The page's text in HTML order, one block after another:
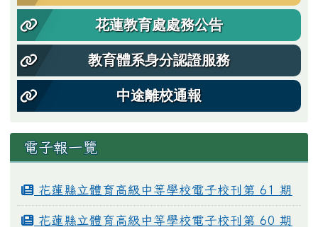
花蓮教育處處務公告
教育體系身分認證服務
中途離校通報
電子報一覽
花蓮縣立體育高級中等學校電子校刊第 61 期
花蓮縣立體育高級中等學校電子校刊第 60 期